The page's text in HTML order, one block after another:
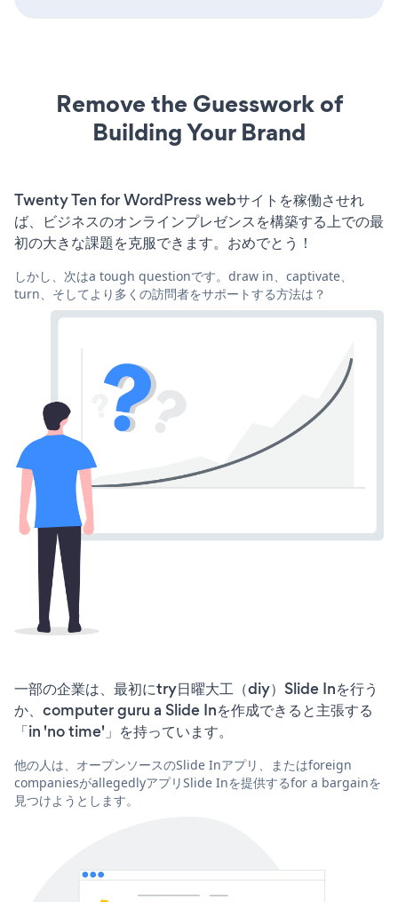
Remove the Guesswork of
Building Your Brand
Twenty Ten for WordPress webサイトを稼働させれ
ば、ビジネスのオンラインプレゼンスを構築する上での最
初の大きな課題を克服できます。おめでとう！
しかし、次はa tough questionです。draw in、captivate、
turn、そしてより多くの訪問者をサポートする方法は？
一部の企業は、最初にtry日曜大工（diy）Slide Inを行う
か、computer guru a Slide Inを作成できると主張する
「in 'no time'」を持っています。
他の人は、オープンソースのSlide Inアプリ、またはforeign
companiesがallegedlyアプリSlide Inを提供するfor a bargainを
見つけようとします。